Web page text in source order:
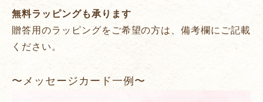
無料ラッピングも承ります
贈答用のラッピングをご希望の方は、備考欄にご記載
ください。
〜メッセージカード一例〜